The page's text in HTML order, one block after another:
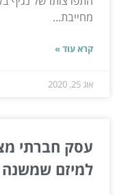
מחייבת...
קרא עוד »
אוג 25, 2020
עסק חברתי
למיזם שמשנה